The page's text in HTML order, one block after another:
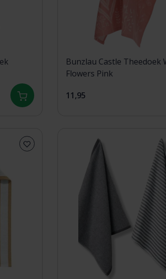
Bunzlau Castle Theedoek Wild
Flowers Pink
11,95